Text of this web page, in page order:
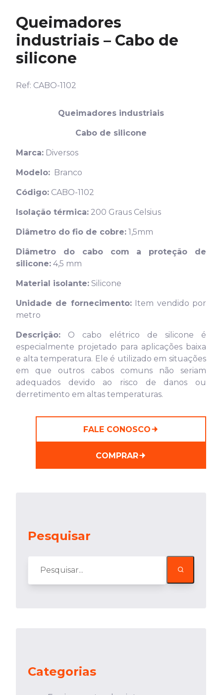
Pesquisar
Categorias
Queimadores
industriais – Cabo de
silicone
Ref: CABO-1102
Queimadores industriais
Cabo de silicone
Marca: Diversos
Modelo: Branco
Código: CABO-1102
Isolação térmica: 200 Graus Celsius
Diâmetro do fio de cobre: 1,5mm
Diâmetro do cabo com a proteção de
silicone: 4,5 mm
Material isolante: Silicone
Unidade de fornecimento:Item vendido por
metro
Descrição: O cabo elétrico de silicone é
especialmente projetado para aplicações baixa
e alta temperatura. Ele é utilizado em situações
em que outros cabos comuns não seriam
adequados devido ao risco de danos ou
derretimento em altas temperaturas.
FALE CONOSCO
COMPRAR